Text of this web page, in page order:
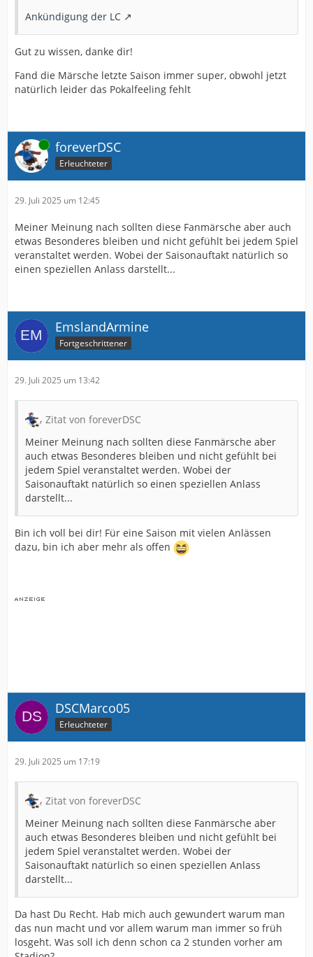
Ankündigung der LC
Gut zu wissen, danke dir!
Fand die Märsche letzte Saison immer super, obwohl jetzt
natürlich leider das Pokalfeeling fehlt
Online foreverDSC
Erleuchteter
29. Juli 2025 um 12:45
Meiner Meinung nach sollten diese Fanmärsche aber auch
etwas Besonderes bleiben und nicht gefühlt bei jedem Spiel
veranstaltet werden. Wobei der Saisonauftakt natürlich so
einen speziellen Anlass darstellt...
EmslandArmine
Fortgeschrittener
29. Juli 2025 um 13:42
Zitat von foreverDSC
Meiner Meinung nach sollten diese Fanmärsche aber
auch etwas Besonderes bleiben und nicht gefühlt bei
jedem Spiel veranstaltet werden. Wobei der
Saisonauftakt natürlich so einen speziellen Anlass
darstellt...
Bin ich voll bei dir! Für eine Saison mit vielen Anlässen
dazu, bin ich aber mehr als offen
DSCMarco05
Erleuchteter
29. Juli 2025 um 17:19
Zitat von foreverDSC
Meiner Meinung nach sollten diese Fanmärsche aber
auch etwas Besonderes bleiben und nicht gefühlt bei
jedem Spiel veranstaltet werden. Wobei der
Saisonauftakt natürlich so einen speziellen Anlass
darstellt...
Da hast Du Recht. Hab mich auch gewundert warum man
das nun macht und vor allem warum man immer so früh
losgeht. Was soll ich denn schon ca 2 stunden vorher am